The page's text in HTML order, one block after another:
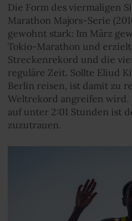
Die Form des viermaligen
Marathon Majors-Serie
gewohnt stark: Im März
Tokio-Marathon und
Streckenrekord und die
reguläre Zeit. Sollte Eliud
Berlin reisen, ist damit zu
Weltrekord angreifen wird.
auf unter 2:01 Stunden ist
zuzutrauen.